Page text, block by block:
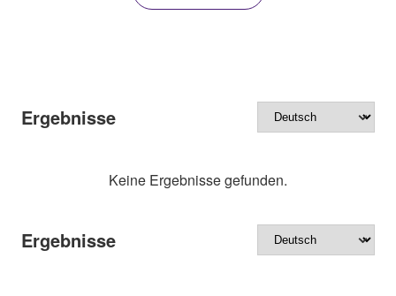
Ergebnisse
Keine Ergebnisse gefunden.
Ergebnisse